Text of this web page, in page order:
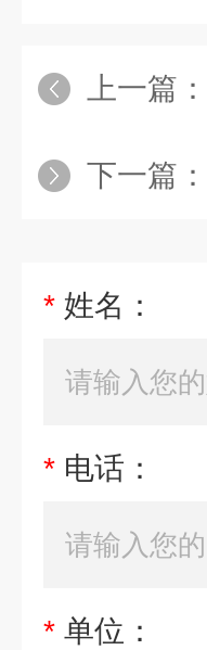
上一篇：
下一篇：
* 姓名：
* 电话：
* 单位：